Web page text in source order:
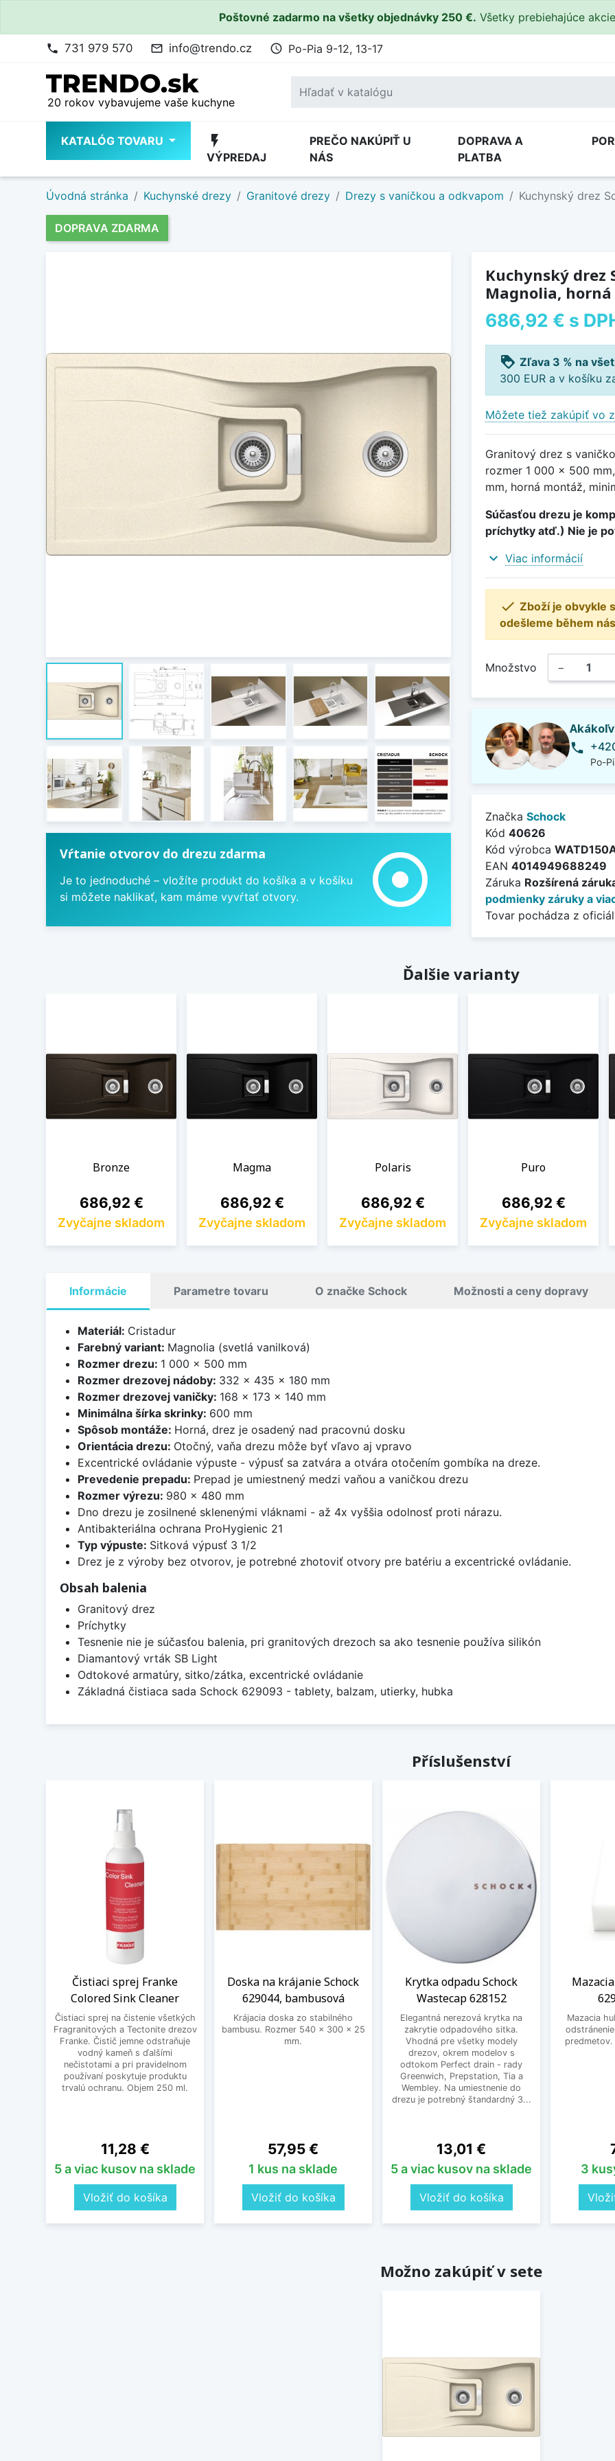
Poštovné zadarmo na všetky objednávky 250 €. Všetky prebiehajúce
phone 731 979 570 mail_outline info@trendo.cz access_time Po-Pia 9-12, 13-17
20 rokov vybavujeme vaše kuchyne
KATALÓG TOVARU flash_on
VÝPREDAJ
PREČO NAKÚPIŤ U
NÁS
DOPRAVA A
PLATBA
Úvodná stránka Kuchynské drezy Granitové drezy Drezy s vaničkou a odkvapom Kuchynský drez
DOPRAVA ZDARMA
Vŕtanie otvorov do drezu zdarma
Je to jednoduché – vložíte produkt do košíka a v košíku
si môžete naklikať, kam máme vyvŕtať otvory.
adjust
Kuchynský drez
Magnolia,
686,92 € s
loyalty Zľava 3 % na
300 EUR a v košíku
Môžete tiež zakúpiť vo
Granitový drez s
rozmer 1 000 x 500
mm, horná montáž,
Súčasťou drezu je
príchytky atď.) Nie je
expand_more Viac informácií
 Zboží je obvykle
odešleme během
Množstvo −
phone
Po-
Značka Schock
Kód 40626
Kód výrobca
EAN 4014949688249
Záruka Rozšírená
podmienky záruky a
Tovar pochádza z
Ďalšie varianty
Bronze
Cena
686,92 €
Zvyčajne skladom
Magma
Cena
686,92 €
Zvyčajne skladom
Polaris
Cena
686,92 €
Zvyčajne skladom
Puro
Cena
686,92 €
Zvyčajne skladom
Informácie Parametre tovaru O značke Schock Možnosti a ceny dopravy
Materiál: Cristadur
Farebný variant: Magnolia (svetlá vanilková)
Rozmer drezu: 1 000 x 500 mm
Rozmer drezovej nádoby: 332 x 435 x 180 mm
Rozmer drezovej vaničky: 168 x 173 x 140 mm
Minimálna šírka skrinky: 600 mm
Spôsob montáže: Horná, drez je osadený nad pracovnú dosku
Orientácia drezu: Otočný, vaňa drezu môže byť vľavo aj vpravo
Excentrické ovládanie výpuste - výpusť sa zatvára a otvára otočením gombíka na dreze.
Prevedenie prepadu: Prepad je umiestnený medzi vaňou a vaničkou drezu
Rozmer výrezu: 980 x 480 mm
Dno drezu je zosilnené sklenenými vláknami - až 4x vyššia odolnosť proti nárazu.
Antibakteriálna ochrana ProHygienic 21
Typ výpuste: Sitková výpusť 3 1/2
Drez je z výroby bez otvorov, je potrebné zhotoviť otvory pre batériu a excentrické ovládanie.
Obsah balenia
Granitový drez
Príchytky
Tesnenie nie je súčasťou balenia, pri granitových drezoch sa ako tesnenie používa silikón
Diamantový vrták SB Light
Odtokové armatúry, sitko/zátka, excentrické ovládanie
Základná čistiaca sada Schock 629093 - tablety, balzam, utierky, hubka
Příslušenství
Čistiaci sprej Franke
Colored Sink Cleaner
Čistiaci sprej na čistenie všetkých
Fragranitových a Tectonite drezov
Franke. Čistič jemne odstraňuje
vodný kameň s ďalšími
nečistotami a pri pravidelnom
používaní poskytuje produktu
trvalú ochranu. Objem 250 ml.
Cena
11,28 €
5 a viac kusov na sklade
Vložiť do košíka
Doska na krájanie Schock
629044, bambusová
Krájacia doska zo stabilného
bambusu. Rozmer 540 x 300 x 25
mm.
Cena
57,95 €
1 kus na sklade
Vložiť do košíka
Krytka odpadu Schock
Wastecap 628152
Elegantná nerezová krytka na
zakrytie odpadového sitka.
Vhodná pre všetky modely
drezov, okrem modelov s
odtokom Perfect drain - rady
Greenwich, Prepstation, Tia a
Wembley. Na umiestnenie do
drezu je potrebný štandardný 3...
Cena
13,01 €
5 a viac kusov na sklade
Vložiť do košíka
Mazacia
3
Možno zakúpiť v sete